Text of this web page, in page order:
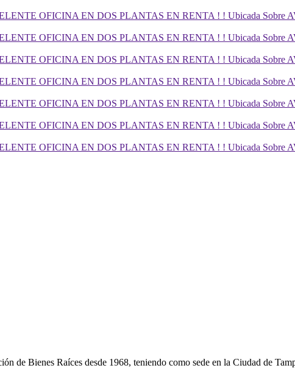
de Bienes Raíces desde 1968, teniendo como sede en la Ciudad de